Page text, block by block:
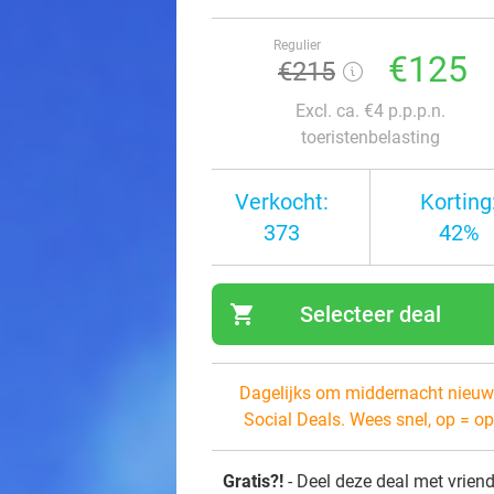
Regulier
€215 €125
Excl. ca. €4 p.p.p.n.
toeristenbelasting
Verkocht:
373
42%
shopping_cart Selecteer deal
Dagelijks om middernacht
Social Deals. Wees snel, op =
Gratis?! - Deel deze deal met